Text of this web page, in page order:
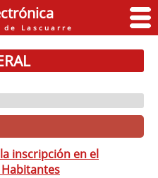
Lascuarre
inscripción en el